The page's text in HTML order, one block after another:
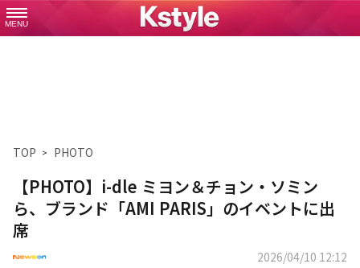
MENU
TOP PHOTO
【PHOTO】i-dle ミヨン＆チョン・ソミン
ら、ブランド「AMI PARIS」のイベントに出
席
2026/04/10 12:12